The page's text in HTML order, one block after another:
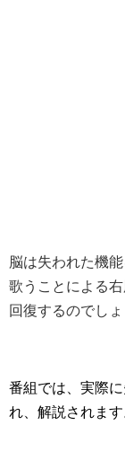
脳は失われた機
歌うことによる
回復するのでしょ
番組では、実際
れ、解説されます